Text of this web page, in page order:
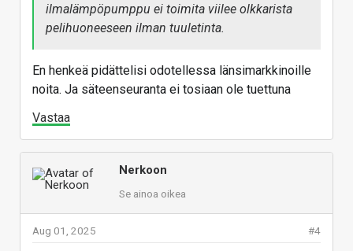
ilmalämpöpumppu ei toimita viilee olkkarista
pelihuoneeseen ilman tuuletinta.
En henkeä pidättelisi odotellessa länsimarkkinoille
noita. Ja säteenseuranta ei tosiaan ole tuettuna
Vastaa
Nerkoon
Se ainoa oikea
#4
Aug 01, 2025